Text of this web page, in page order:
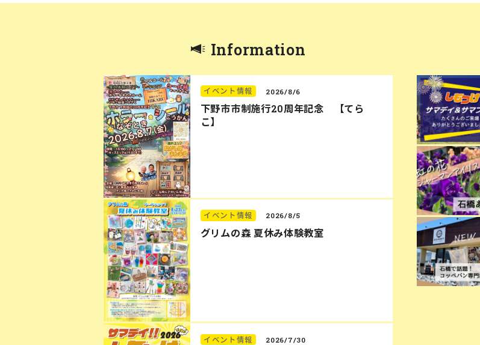
Information
イベント情報 2026/8/6
下野市市制施行20周年記念 【てら
こ】
イベント情報 2026/8/5
グリムの森 夏休み体験教室
イベント情報 2026/7/30